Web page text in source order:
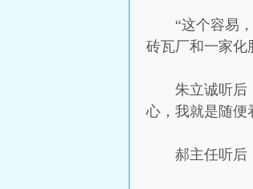
“这个容易
砖瓦厂和一家化
朱立诚听后
心，我就是随便
郝主任听后